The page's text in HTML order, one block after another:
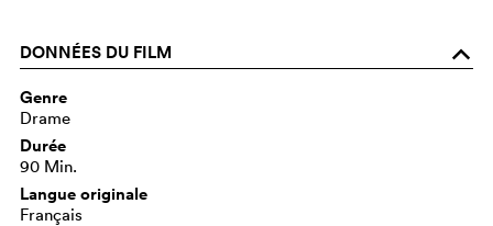
DONNÉES DU FILM o
Genre
Drame
Durée
90 Min.
Langue originale
Français